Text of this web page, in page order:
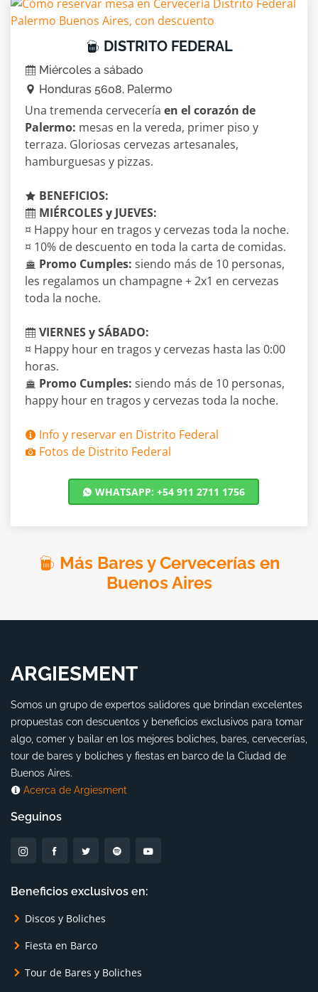
DISTRITO FEDERAL
Miércoles a sábado
Honduras 5608, Palermo
Una tremenda cervecería en el corazón de
Palermo: mesas en la vereda, primer piso y
terraza. Gloriosas cervezas artesanales,
hamburguesas y pizzas.
BENEFICIOS:
MIÉRCOLES y JUEVES:
¤ Happy hour en tragos y cervezas toda la noche.
¤ 10% de descuento en toda la carta de comidas.
Promo Cumples: siendo más de 10 personas,
les regalamos un champagne + 2x1 en cervezas
toda la noche.
VIERNES y SÁBADO:
¤ Happy hour en tragos y cervezas hasta las 0:00
horas.
Promo Cumples: siendo más de 10 personas,
happy hour en tragos y cervezas toda la noche.
Info y reservar en Distrito Federal
Fotos de Distrito Federal
WHATSAPP: +54 911 2711 1756
Más Bares y Cervecerías en
Buenos Aires
ARGIESMENT
Somos un grupo de expertos salidores que brindan excelentes
propuestas con descuentos y beneficios exclusivos para tomar
algo, comer y bailar en los mejores boliches, bares, cervecerías,
tour de bares y boliches y fiestas en barco de la Ciudad de
Buenos Aires.
Acerca de Argiesment
Seguinos
Beneficios exclusivos en:
Discos y Boliches
Fiesta en Barco
Tour de Bares y Boliches